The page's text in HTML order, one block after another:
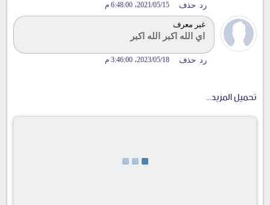
15‏/05‏/2021، 6:48:00 م رد حذف
غير معرف
18‏/05‏/2023، 3:46:00 م
اي الله اكبر الله اكبر
رد حذف
تحميل المزيد...